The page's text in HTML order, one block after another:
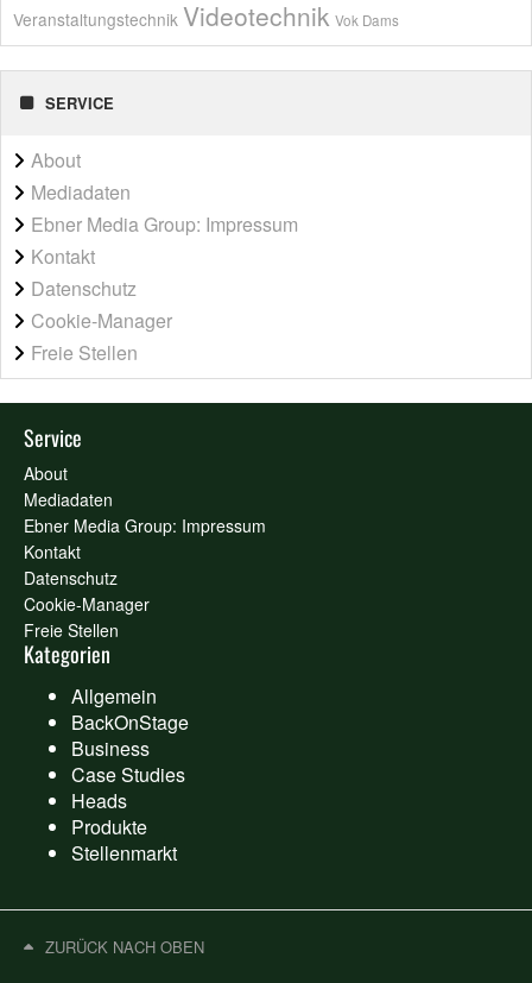
Veranstaltungstechnik Videotechnik Vok Dams
SERVICE
About
Mediadaten
Ebner Media Group: Impressum
Kontakt
Datenschutz
Cookie-Manager
Freie Stellen
Service
About
Mediadaten
Ebner Media Group: Impressum
Kontakt
Datenschutz
Cookie-Manager
Freie Stellen
Kategorien
Allgemein
BackOnStage
Business
Case Studies
Heads
Produkte
Stellenmarkt
ZURÜCK NACH OBEN